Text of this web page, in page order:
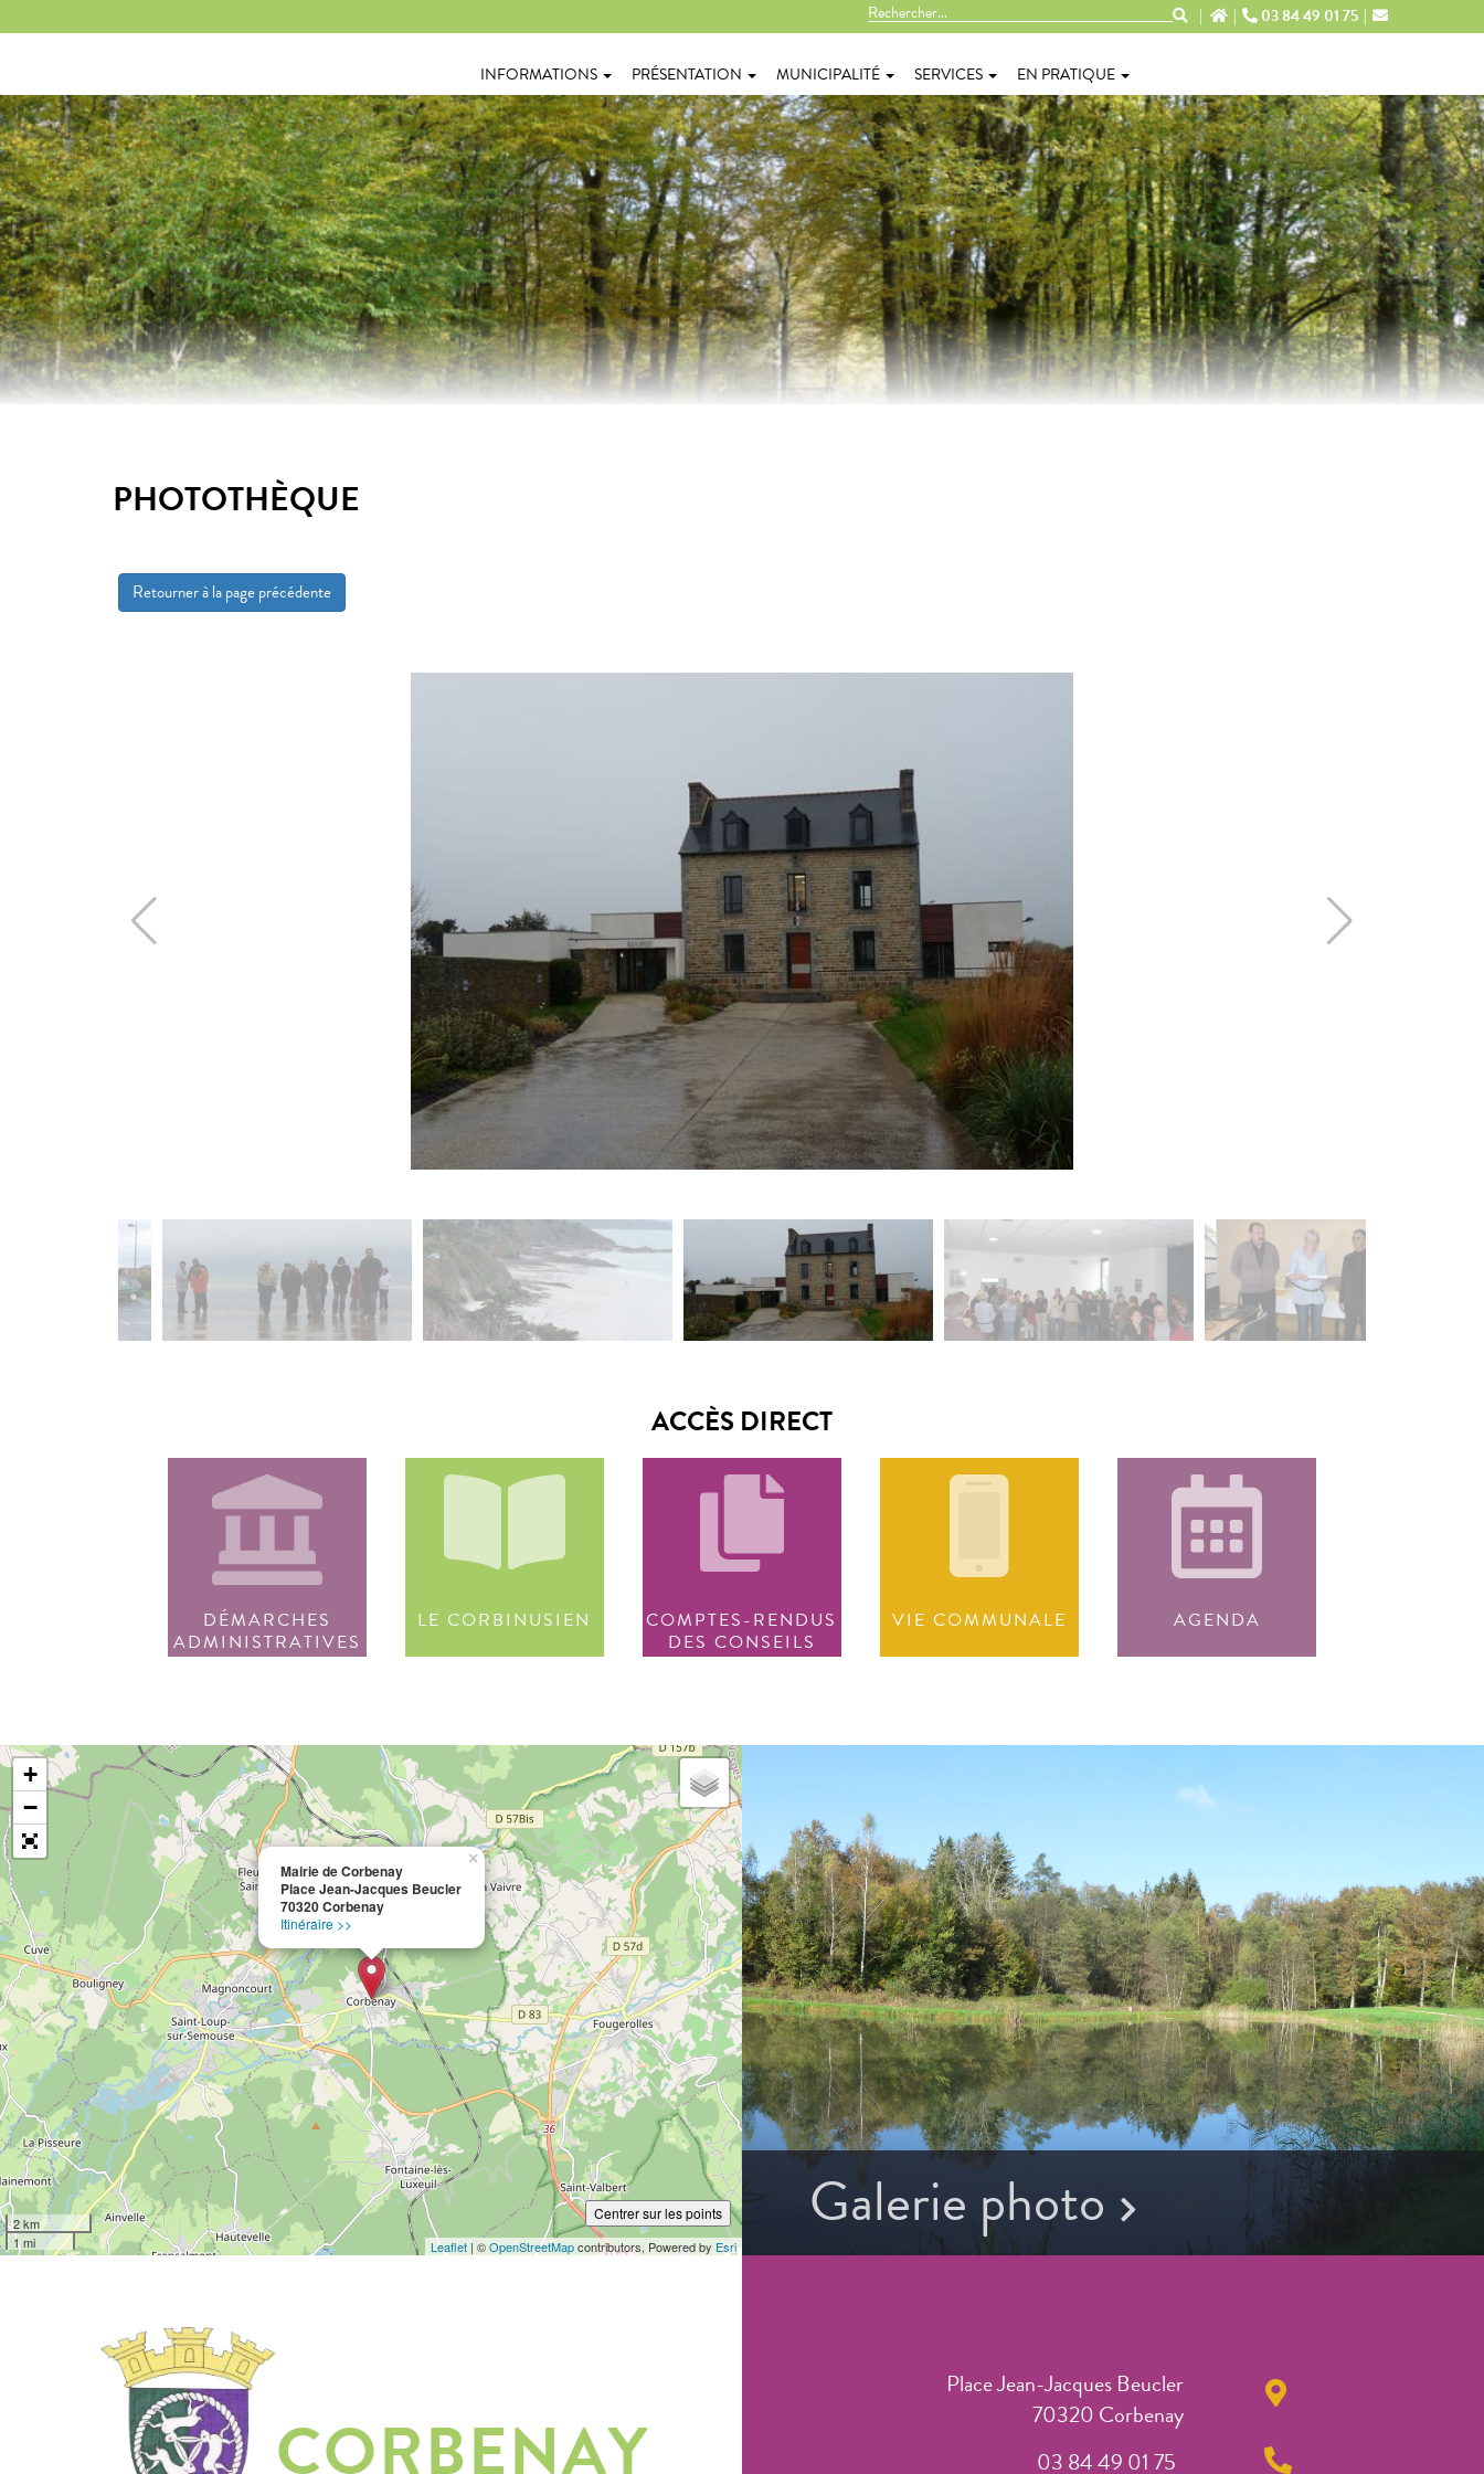
03 84 49 01 75
INFORMATIONS PRÉSENTATION MUNICIPALITÉ SERVICES EN PRATIQUE
PHOTOTHÈQUE
Retourner à la page précédente
ACCÈS DIRECT
DÉMARCHES
ADMINISTRATIVES
LE CORBINUSIEN
COMPTES-RENDUS
DES CONSEILS
VIE COMMUNALE AGENDA
Mairie de Corbenay
Place Jean-Jacques Beucler
70320 Corbenay
Itinéraire >>
×
+
−
2 km
1 mi
Centrer sur les points
Leaflet | ©OpenStreetMapcontributors, Powered by Esri
Galerie photo
CORBENAY
Place Jean-Jacques Beucler
70320 Corbenay
03 84 49 01 75